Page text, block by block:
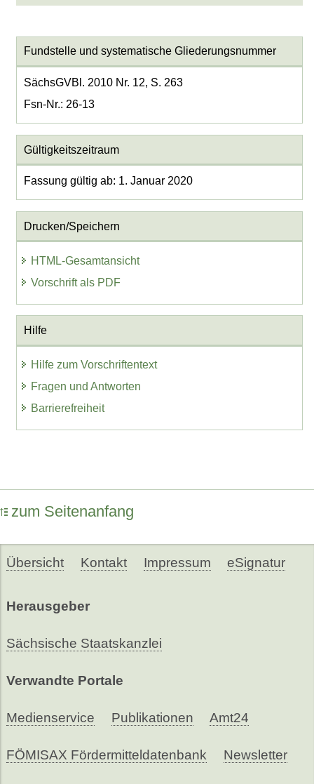
Fundstelle und systematische Gliederungsnummer
SächsGVBl. 2010 Nr. 12, S. 263
Fsn-Nr.: 26-13
Gültigkeitszeitraum
Fassung gültig ab: 1. Januar 2020
Drucken/Speichern
HTML-Gesamtansicht
Vorschrift als PDF
Hilfe
Hilfe zum Vorschriftentext
Fragen und Antworten
Barrierefreiheit
zum Seitenanfang
Übersicht Kontakt Impressum eSignatur
Herausgeber
Sächsische Staatskanzlei
Verwandte Portale
Medienservice Publikationen Amt24
FÖMISAX Fördermitteldatenbank Newsletter